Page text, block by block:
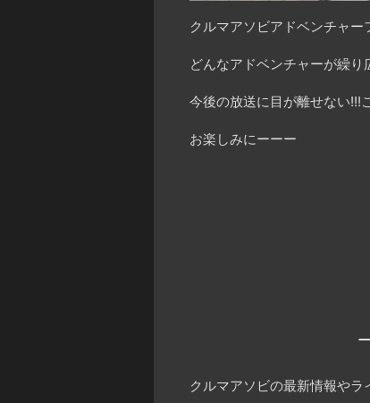
クルマアソビアドベンチャ
どんなアドベンチャーが繰り
今後の放送に目が離せない!!!
お楽しみにーーー
クルマアソビの最新情報や